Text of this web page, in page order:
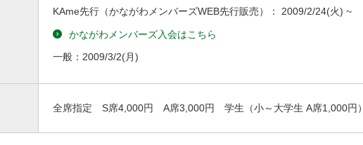
KAme先行（かながわメンバーズWEB先行販売）： 2009/2/24(火) ~
かながわメンバーズ入会はこちら
一般： 2009/3/2(月)
全席指定 S席4,000円 A席3,000円 学生（小～大学生 A席1,000円